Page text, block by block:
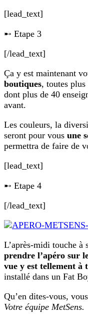
[lead_text]
➸ Etape 3
[/lead_text]
Ça y est maintenant
boutiques, toutes plus
dont plus de 40
avant.
Les couleurs, la
seront pour vous une
permettra de faire de
[lead_text]
➸ Etape 4
[/lead_text]
L’après-midi touche à
prendre l’apéro sur
vue y est tellement à
installé dans un Fat
Qu’en dites-vous,
Votre équipe MetSens.